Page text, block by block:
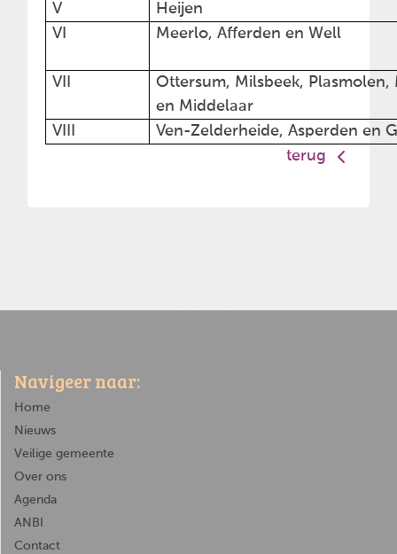
V
Heijen
VI
Meerlo, Afferden en Well
VII
Ottersum, Milsbeek, Plasmolen,
en Middelaar
VIII
Ven-Zelderheide, Asperden en
terug
Navigeer naar:
Home
Nieuws
Veilige gemeente
Over ons
Agenda
ANBI
Contact